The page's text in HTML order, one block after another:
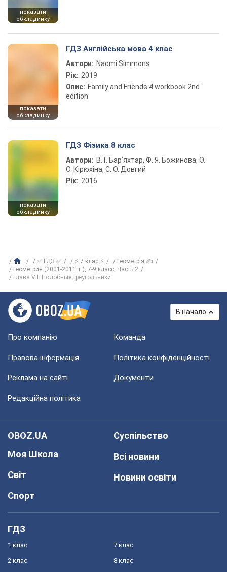
показати
обкладинку
показати
обкладинку
ГДЗ Англійська мова 4 клас
Автори: Naomi Simmons
Рік: 2019
Опис: Family and Friends 4 workbook 2nd
edition
показати
обкладинку
ГДЗ Фізика 8 клас
Автори: В. Г. Бар’яхтар, Ф. Я. Божинова, О.
О. Кірюхіна, С. О. Довгий
Рік: 2016
✅ ГДЗ ✅ ⚡ 7 клас ⚡
Геометрія ✍
Геометрия (2001-2011гг.), 7-9 класс, Часть 2
Глава VII. Подобные треугольники
В начало
Про компанію Команда
Правова інформація Політика конфіденційності
Реклама на сайті Документи
Редакційна політика
OBOZ.UA
Моя Школа
Світ
Спорт
Суспільство
Всі новини
Новини освіти
ГДЗ
1 клас
2 клас
7 клас
8 клас